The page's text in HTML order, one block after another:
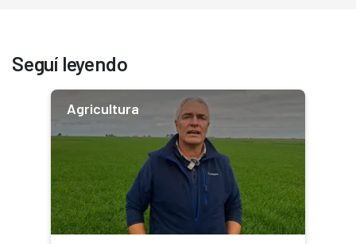
Seguí leyendo
Agricultura